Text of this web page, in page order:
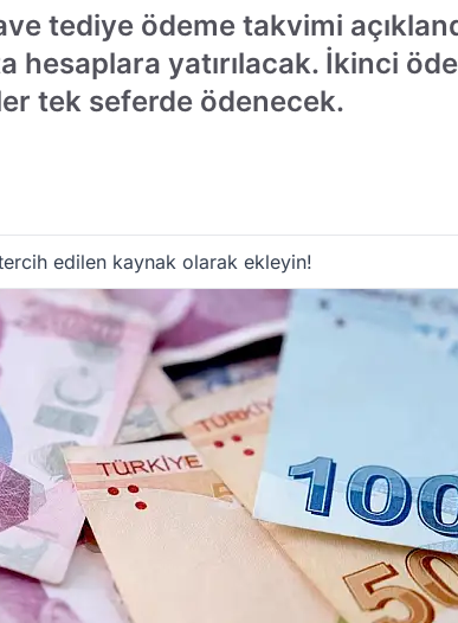
tediye ödeme takvimi
hesaplara yatırılacak. İkinci
tek seferde ödenecek.
edilen kaynak olarak ekleyin!